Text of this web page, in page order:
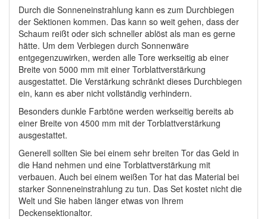
Durch die Sonneneinstrahlung kann es zum Durchbiegen
der Sektionen kommen. Das kann so weit gehen, dass der
Schaum reißt oder sich schneller ablöst als man es gerne
hätte. Um dem Verbiegen durch Sonnenwäre
entgegenzuwirken, werden alle Tore werkseitig ab einer
Breite von 5000 mm mit einer Torblattverstärkung
ausgestattet. Die Verstärkung schränkt dieses Durchbiegen
ein, kann es aber nicht vollständig verhindern.
Besonders dunkle Farbtöne werden werkseitig bereits ab
einer Breite von 4500 mm mit der Torblattverstärkung
ausgestattet.
Generell sollten Sie bei einem sehr breiten Tor das Geld in
die Hand nehmen und eine Torblattverstärkung mit
verbauen. Auch bei einem weißen Tor hat das Material bei
starker Sonneneinstrahlung zu tun. Das Set kostet nicht die
Welt und Sie haben länger etwas von Ihrem
Deckensektionaltor.